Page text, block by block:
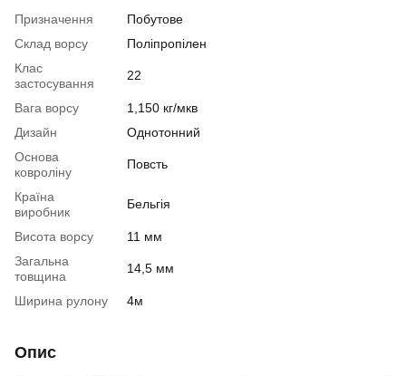
Призначення
Побутове
Склад ворсу
Поліпропілен
Клас
застосування
22
Вага ворсу
1,150 кг/мкв
Дизайн
Однотонний
Основа
ковроліну
Повсть
Країна
виробник
Бельгія
Висота ворсу
11 мм
Загальна
товщина
14,5 мм
Ширина рулону 4м
Опис